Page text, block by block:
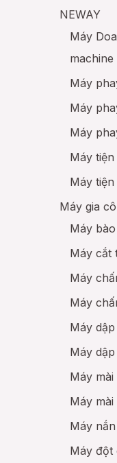
NEWAY
Máy
machine
Máy
Máy
Máy
Máy
Máy
Máy gia
Máy
Máy cắt
Máy
Máy
Máy
Máy
Máy mài
Máy mài
Máy
Máy đột